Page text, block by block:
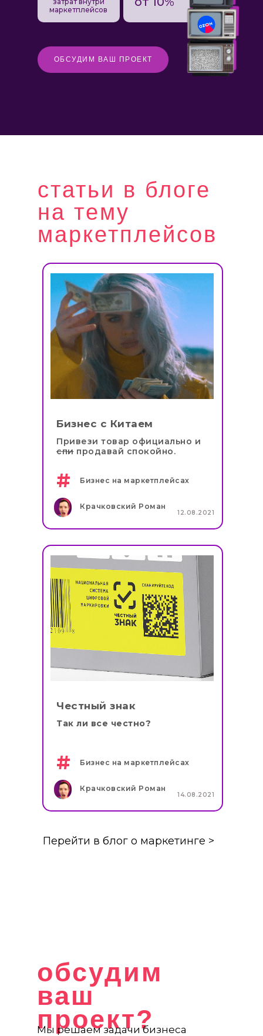
ОБСУДИМ ВАШ ПРОЕКТ
маркетплейсов
статьи в блоге
на тему
маркетплейсов
Перейти в блог о маркетинге >
Бизнес с Китаем
Бизнес на маркетплейсах
#
Крачковский Роман
12.08.2021
Привези товар официально и
спипродавай спокойно.
Честный знак
Бизнес на маркетплейсах
#
Крачковский Роман
14.08.2021
Так ли все честно?
обсудим
ваш
проект?
Мы решаем задачи бизнеса